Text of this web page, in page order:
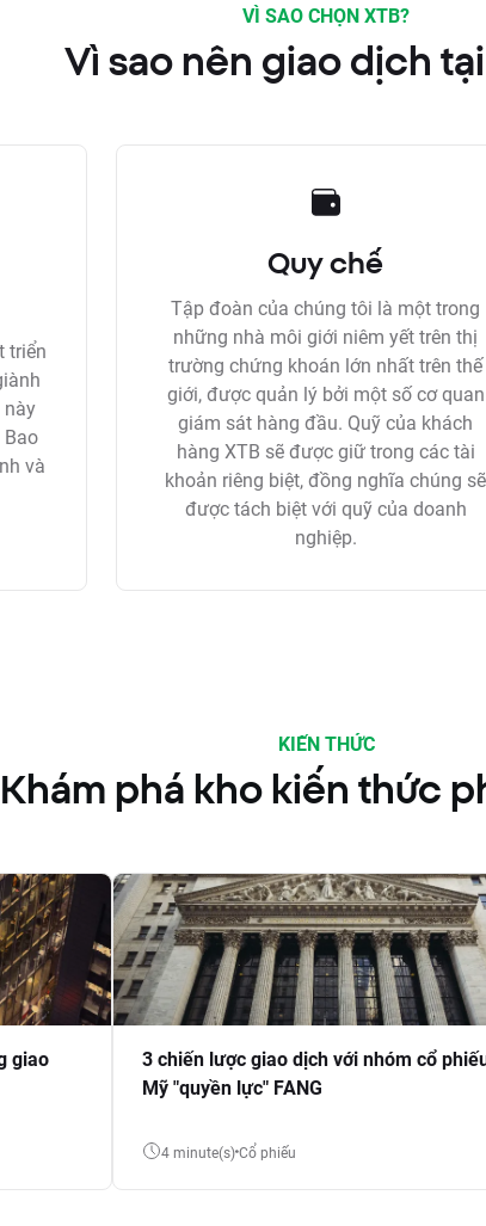
VÌ SAO CHỌN XTB?
Vì sao nên giao dịch
triển
và
Quy chế
Tập đoàn của chúng tôi là một trong
những nhà môi giới niêm yết trên thị
trường chứng khoán lớn nhất trên thế
giới, được quản lý bởi một số cơ quan
giám sát hàng đầu. Quỹ của khách
hàng XTB sẽ được giữ trong các tài
khoản riêng biệt, đồng nghĩa chúng sẽ
được tách biệt với quỹ của doanh
nghiệp.
KIẾN THỨC
Khám phá kho kiến thức
giao
3 chiến lược giao dịch với nhóm cổ
Mỹ "quyền lực" FANG
4 minute(s) Cổ phiếu